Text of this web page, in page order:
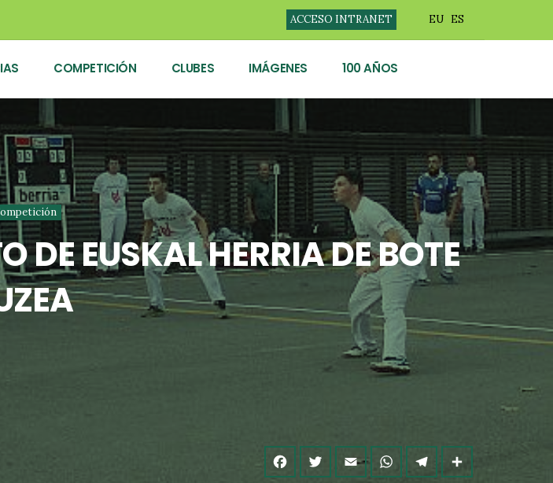
ACCESO INTRANET EU ES
COMPETICIÓN CLUBES IMÁGENES 100 AÑOS
DE EUSKAL HERRIA DE BOTE